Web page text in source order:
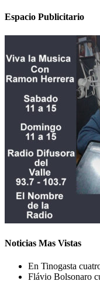
Espacio Publicitario
Noticias Mas Vistas
En Tinogasta
Flávio Bolsonaro